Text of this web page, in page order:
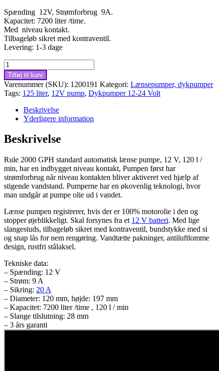
Spænding 12V, Strømforbrug 9A.
Kapacitet: 7200 liter /time.
Med niveau kontakt.
Tilbageløb sikret med kontraventil.
Levering: 1-3 dage
Rule
2000
GPH
standard
aut.
lænsepumpe,
12V,
120l/min
antal
Tilføj til kurv
Varenummer (SKU): 1200191 Kategori: Lænsepumper, dykpumper
Tags: 125 liter, 12V pump, Dykpumper 12-24 Volt
Beskrivelse
Yderligere information
Beskrivelse
Rule 2000 GPH standard automatisk lænse pumpe, 12 V, 120 l /
min, har en indbygget niveau kontakt, Pumpen først har
strømforbrug når niveau kontakten bliver aktiveret ved hjælp af
stigende vandstand. Pumperne har en økovenlig teknologi, hvor
man undgår at pumpe olie ud i vandet.
Lænse pumpen registrerer, hvis der er 100% motorolie i den og
stopper øjeblikkeligt. Skal forsynes fra et 12 V batteri. Med lige
slangestuds, tilbageløb sikret med kontraventil, bundstykke med si
og snap lås for nem rengøring. Vandtætte pakninger, antiluftlomme
design, rustfri stålaksel.
Tekniske data:
– Spænding: 12 V
– Strøm: 9 A
– Sikring: 20 A
– Diameter: 120 mm, højde: 197 mm
– Kapacitet: 7200 liter /time , 120 l / min
– Slange tilslutning: 28 mm
– 3 års garanti